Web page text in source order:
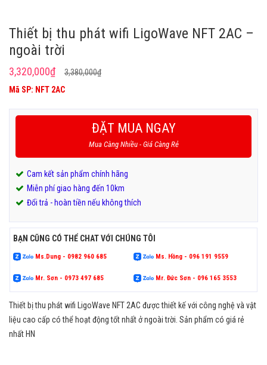
Thiết bị thu phát wifi LigoWave NFT 2AC –
ngoài trời
3,380,000₫Giá
3,380,000₫.
3,320,000₫
Giá
là:
3,320,000₫.
Mã SP: NFT 2AC
ĐẶT MUA NGAY
Mua Càng Nhiều - Giá Càng Rẻ
Cam kết sản phẩm chính hãng
Miễn phí giao hàng đến 10km
Đổi trả - hoàn tiền nếu không thích
BẠN CŨNG CÓ THỂ CHAT VỚI CHÚNG TÔI
Ms.Dung - 0982 960 685 Ms. Hồng - 096 191 9559
Mr. Sơn - 0973 497 685 Mr. Đức Sơn - 096 165 3553
Thiết bị thu phát wifi LigoWave NFT 2AC được thiết kế với công nghệ và vật
liệu cao cấp có thể hoạt động tốt nhất ở ngoài trời. Sản phẩm có giá rẻ
nhất HN